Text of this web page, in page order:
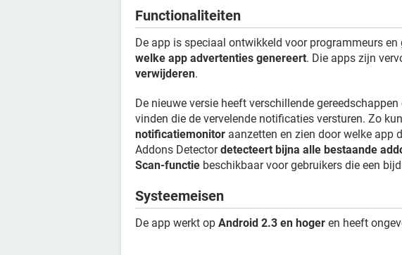
Functionaliteiten
De app is speciaal ontwikkeld voor programmeurs en
welke app advertenties genereert. Die apps zijn
verwijderen.
De nieuwe versie heeft verschillende
vinden die de vervelende notificaties versturen. Zo
notificatiemonitor aanzetten en zien door welke app
Addons Detectordetecteert bijna alle bestaande
Scan-functie beschikbaar voor gebruikers die een
Systeemeisen
De app werkt op Android 2.3 en hoger en heeft